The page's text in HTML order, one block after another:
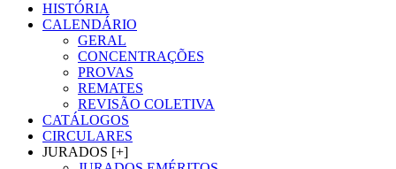
HISTÓRIA
CALENDÁRIO
GERAL
CONCENTRAÇÕES
PROVAS
REMATES
REVISÃO COLETIVA
CATÁLOGOS
CIRCULARES
JURADOS [+]